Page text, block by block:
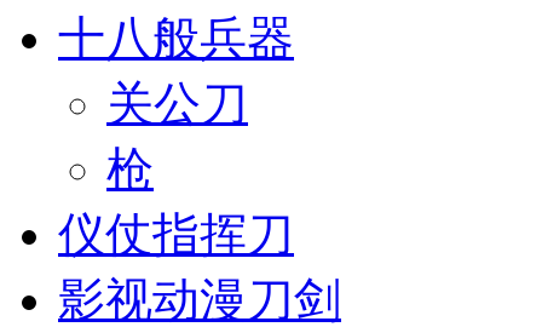
十八般兵器
关公刀
枪
仪仗指挥刀
影视动漫刀剑